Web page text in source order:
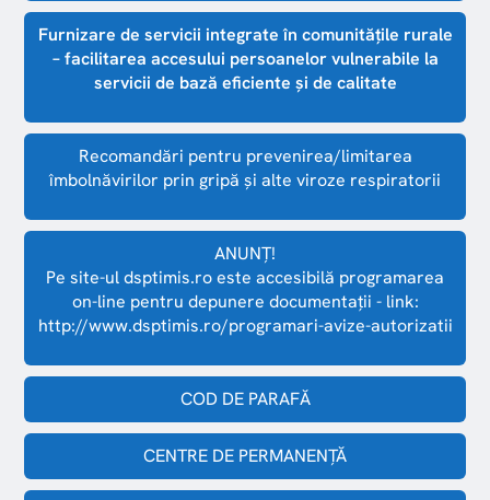
Furnizare de servicii integrate în comunitățile rurale
– facilitarea accesului persoanelor vulnerabile la
servicii de bază eficiente şi de calitate
Recomandări pentru prevenirea/limitarea
îmbolnăvirilor prin gripă și alte viroze respiratorii
ANUNȚ!
Pe site-ul dsptimis.ro este accesibilă programarea
on-line pentru depunere documentații - link:
http://www.dsptimis.ro/programari-avize-autorizatii
COD DE PARAFĂ
CENTRE DE PERMANENŢĂ